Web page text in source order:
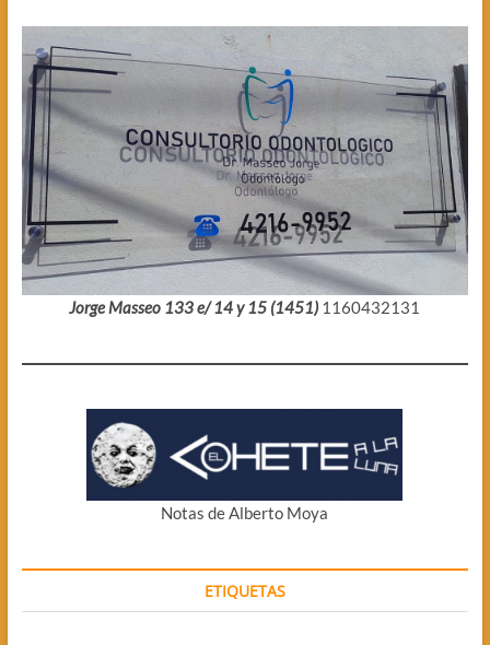
Jorge Masseo 133 e/ 14 y 15 (1451) 1160432131
Notas de Alberto Moya
ETIQUETAS